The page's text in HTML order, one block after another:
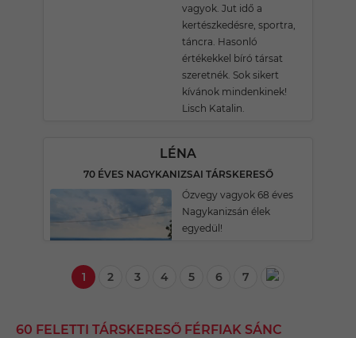
vagyok. Jut idő a
kertészkedésre, sportra,
táncra. Hasonló
értékekkel bíró társat
szeretnék. Sok sikert
kívánok mindenkinek!
Lisch Katalin.
LÉNA
70 ÉVES NAGYKANIZSAI TÁRSKERESŐ
Ózvegy vagyok 68 éves
Nagykanizsán élek
egyedül!
1 2 3 4 5 6 7
60 FELETTI TÁRSKERESŐ FÉRFIAK SÁNC